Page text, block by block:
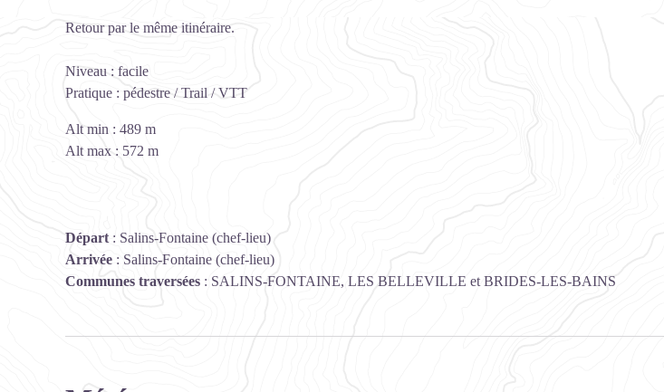
Retour par le même itinéraire.
Niveau : facile
Pratique : pédestre / Trail / VTT
Alt min : 489 m
Alt max : 572 m
Départ : Salins-Fontaine (chef-lieu)
Arrivée : Salins-Fontaine (chef-lieu)
Communes traversées : SALINS-FONTAINE, LES BELLEVILLE et BRIDES-LES-BAINS